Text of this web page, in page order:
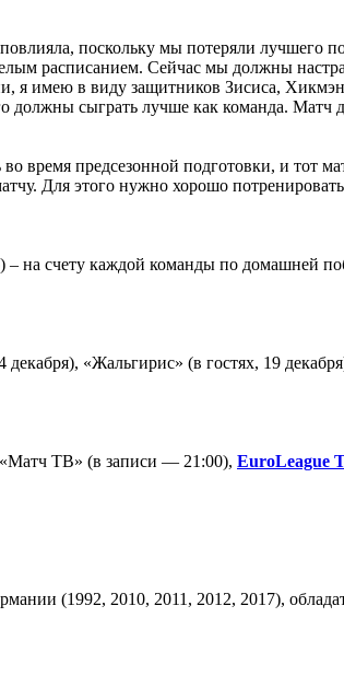
поскольку мы потеряли лучшего
расписанием. Сейчас мы должны
я имею в виду защитников Зисиса,
сыграть лучше как команда. Матч
время предсезонной подготовки, и тот
Для этого нужно хорошо
на счету каждой команды по домашней
«Жальгирис» (в гостях, 19
ТВ» (в записи — 21:00), EuroLeague
(1992, 2010, 2011, 2012, 2017),